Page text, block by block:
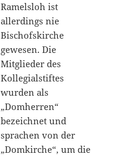
Ramelsloh ist
allerdings nie
Bischofskirche
gewesen. Die
Mitglieder des
Kollegialstiftes
wurden als
„Domherren“
bezeichnet und
sprachen von der
„Domkirche“, um die